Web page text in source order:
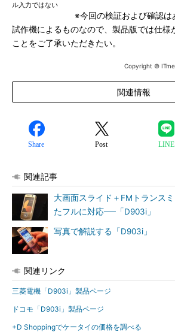
ル入力ではない
※今回の検証および確認
試作機によるものなので、製品版では仕様
ことをご了承いただきたい。
Copyright ©
関連情報
Share Post LINE
関連記事
大画面スライド＋FMトランス
たフルに対応──「D903i」
写真で解説する「D903i」
関連リンク
三菱電機「D903i」製品ページ
ドコモ「D903i」製品ページ
+D Shoppingでケータイの価格を調べる